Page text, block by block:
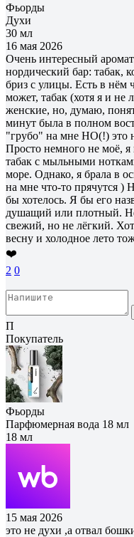
Фьорды
Духи
30 мл
16 мая 2026
Очень интересный
нордический бар: табак,
бриз с улицы. Есть в нём
может, табак (хотя я и
женские, но, думаю,
минут была в полном
"грубо" на мне НО(!) это
Просто немного не моё,
табак с мыльными
море. Однако, я брала в
на мне что-то прячутся )
бы хотелось. Я бы его
душащий или плотный.
свежий, но не лёгкий.
весну и холодное лето
❤️
2 0
П
Покупатель
Фьорды
Парфюмерная вода 18 мл
18 мл
15 мая 2026
это не духи ,а отвал